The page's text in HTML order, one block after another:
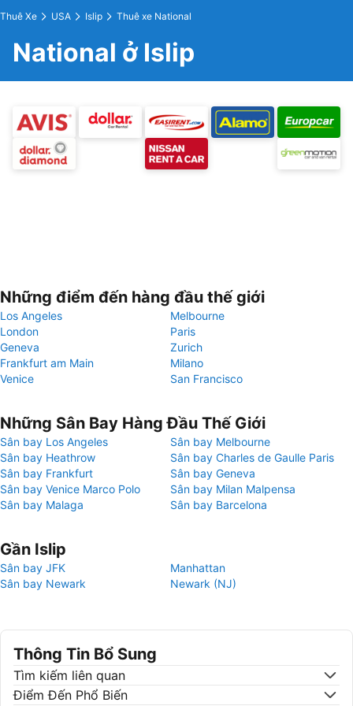
Thuê Xe USA Islip Thuê xe National
National ở Islip
Những điểm đến hàng đầu thế giới
Los Angeles
Melbourne
London
Paris
Geneva
Zurich
Frankfurt am Main
Milano
Venice
San Francisco
Những Sân Bay Hàng Đầu Thế Giới
Sân bay Los Angeles
Sân bay Melbourne
Sân bay Heathrow
Sân bay Charles de Gaulle Paris
Sân bay Frankfurt
Sân bay Geneva
Sân bay Venice Marco Polo
Sân bay Milan Malpensa
Sân bay Malaga
Sân bay Barcelona
Gần Islip
Sân bay JFK
Manhattan
Sân bay Newark
Newark (NJ)
Thông Tin Bổ Sung
Tìm kiếm liên quan
Điểm Đến Phổ Biến